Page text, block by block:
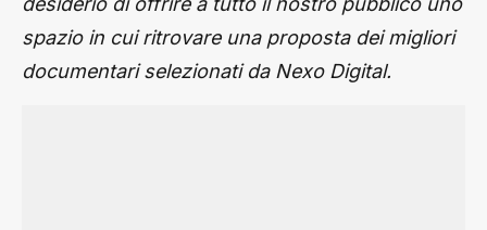
spazio in cui ritrovare una proposta dei migliori
documentari selezionati da Nexo Digital.